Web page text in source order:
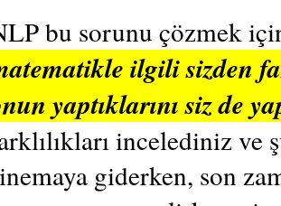
bu sorunu çözmek
ilgili sizden
yaptıklarını siz de
incelediniz ve
giderken, son